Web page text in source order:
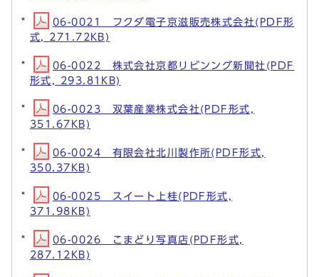
06-0021 フクダ電子京滋販売株式会社(PDF形
式, 271.72KB)
06-0022 株式会社京都リビンング新聞社(PDF
形式, 293.81KB)
06-0023 双葉産業株式会社(PDF形式,
351.67KB)
06-0024 有限会社北川製作所(PDF形式,
350.37KB)
06-0025 スイート上桂(PDF形式,
371.98KB)
06-0026 こまどり写真店(PDF形式,
287.12KB)